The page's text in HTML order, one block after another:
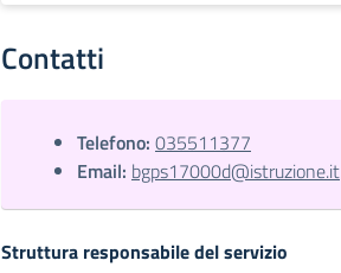
Contatti
Telefono: 035511377
Email: bgps17000d@istruzione.it
Struttura responsabile del servizio